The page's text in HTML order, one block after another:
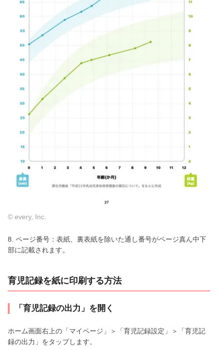
© every, Inc.
8. ページ番号：表紙、裏表紙を除いた通し番号がページ真ん中下
部に記載されます。
育児記録を紙に印刷する方法
「育児記録の出力」を開く
ホーム画面右上の「マイページ」＞「育児記録設定」＞「育児記
録の出力」をタップします。